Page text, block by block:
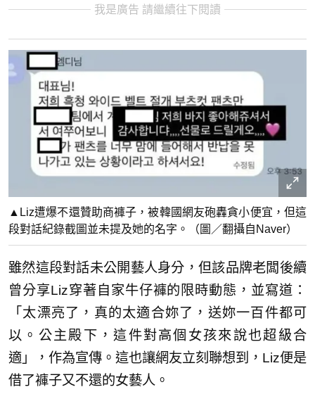
我是廣告 請繼續往下閱讀
▲Liz遭爆不還贊助商褲子，被韓國網友砲轟貪小便宜，但這
段對話紀錄截圖並未提及她的名字。（圖／翻攝自Naver）
雖然這段對話未公開藝人身分，但該品牌老闆後續
曾分享Liz穿著自家牛仔褲的限時動態，並寫道：
「太漂亮了，真的太適合妳了，送妳一百件都可
以。公主殿下，這件對高個女孩來說也超級合
適」，作為宣傳。這也讓網友立刻聯想到，Liz便是
借了褲子又不還的女藝人。